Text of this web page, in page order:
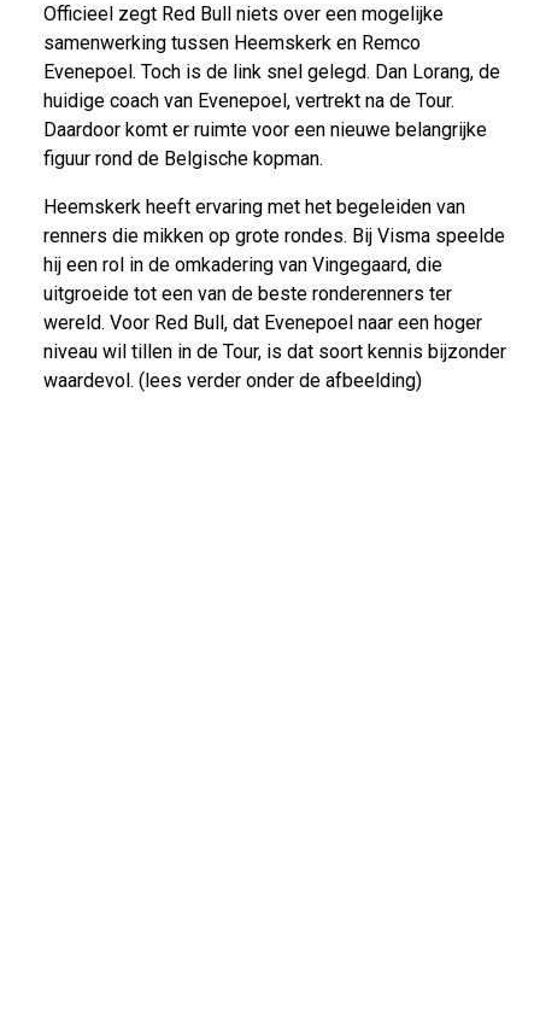
Officieel zegt Red Bull niets over een mogelijke
samenwerking tussen Heemskerk en Remco
Evenepoel. Toch is de link snel gelegd. Dan Lorang, de
huidige coach van Evenepoel, vertrekt na de Tour.
Daardoor komt er ruimte voor een nieuwe belangrijke
figuur rond de Belgische kopman.
Heemskerk heeft ervaring met het begeleiden van
renners die mikken op grote rondes. Bij Visma speelde
hij een rol in de omkadering van Vingegaard, die
uitgroeide tot een van de beste ronderenners ter
wereld. Voor Red Bull, dat Evenepoel naar een hoger
niveau wil tillen in de Tour, is dat soort kennis bijzonder
waardevol. (lees verder onder de afbeelding)